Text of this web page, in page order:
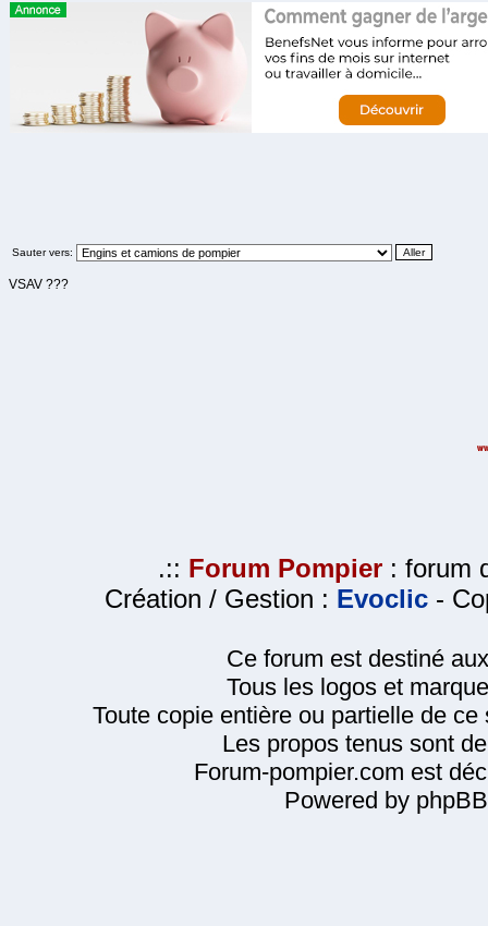
Sauter vers:
VSAV ???
.:: Forum Pompier : forum
Création / Gestion : Evoclic -
Ce forum est destiné
Tous les logos et
Toute copie entière ou partielle de
Les propos tenus sont
Forum-pompier.com est
Powered by